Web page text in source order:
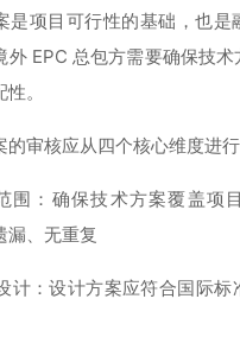
是项目可行性的基础，也是
外 EPC 总包方需要确保技
。
的审核应从四个核心维度进行
围：确保技术方案覆盖项
漏、无重复
计：设计方案应符合国际标